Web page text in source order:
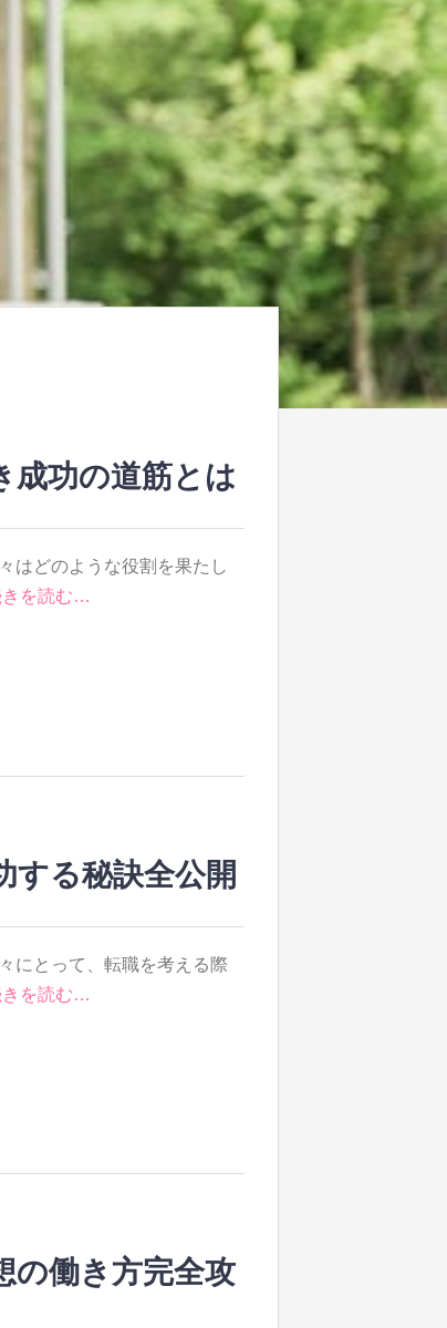
成功の道筋とは
はどのような役割を果たし
きを読む…
する秘訣全公開
にとって、転職を考える際
きを読む…
の働き方完全攻